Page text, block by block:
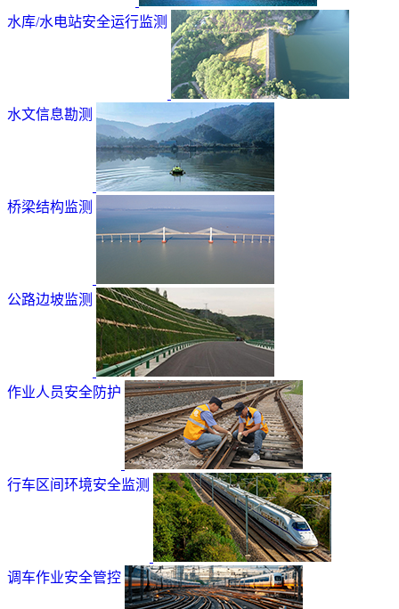
水库/水电站安全运行监测
水文信息勘测
桥梁结构监测
公路边坡监测
作业人员安全防护
行车区间环境安全监测
调车作业安全管控